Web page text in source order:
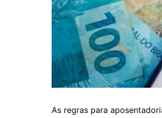
As regras para